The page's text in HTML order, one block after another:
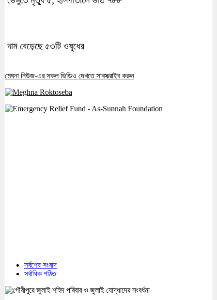
দাম বেড়েছে ৫৩টি ওষুধের
মেঘনা নিউজ-এর সকল ভিডিও দেখতে সাবস্ক্রাইব করুন
সর্বশেষ সংবাদ
সর্বাধিক পঠিত